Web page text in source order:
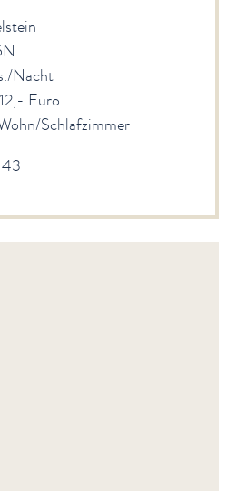
Nacht
Euro
Schlafzimmer